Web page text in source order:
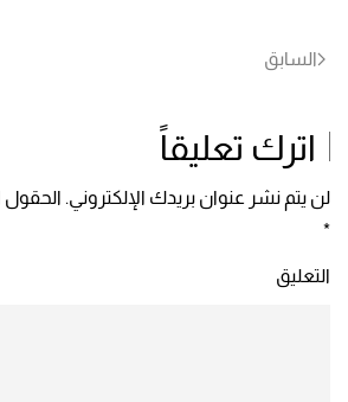
السابق
اترك تعليقاً
لن يتم نشر عنوان بريدك الإلكتروني. الحقول
*
التعليق